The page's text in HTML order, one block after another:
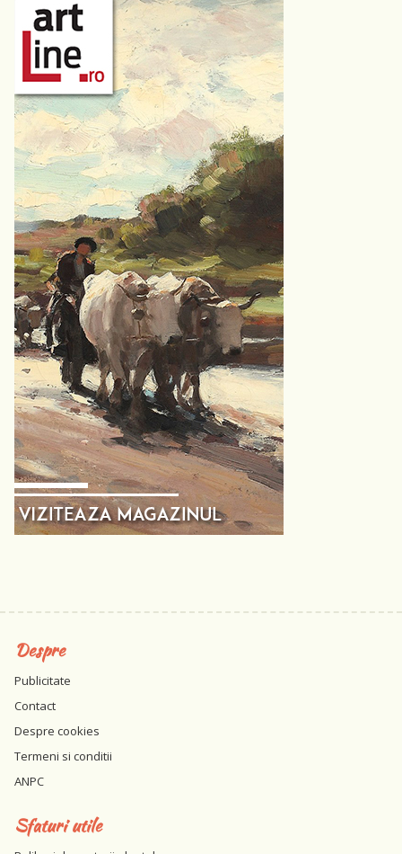
Despre
Publicitate
Contact
Despre cookies
Termeni si conditii
ANPC
Sfaturi utile